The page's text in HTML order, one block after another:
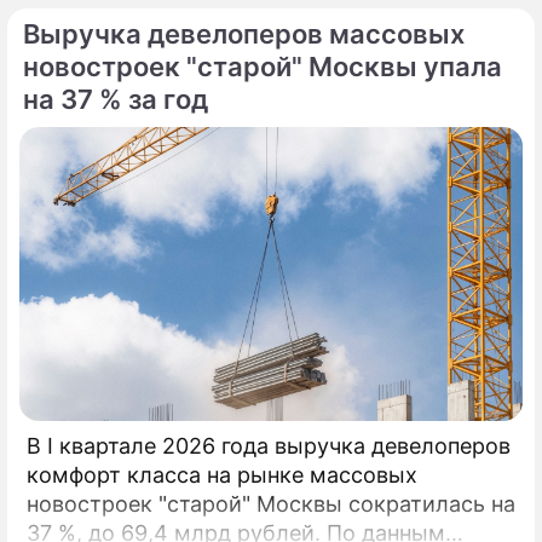
Выручка девелоперов массовых
новостроек "старой" Москвы упала
на 37 % за год
В I квартале 2026 года выручка девелоперов
комфорт класса на рынке массовых
новостроек "старой" Москвы сократилась на
37 %, до 69,4 млрд рублей. По данным